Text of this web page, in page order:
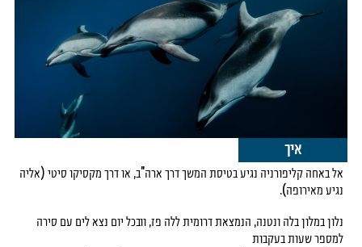
באוגוסט הטמפ' החמות ביותר- כ-33 מעלות, וזהו גם החודש הגשום ביותר.
בחורף, בעיקר בין ינואר למרץ, מגיעות מהקטבים ללגונות לווייתניות מסוג לוויתן
אפור כדי להמליט
ולגדל את הגורים במים השקטים.זו תקופה ייחודית לצפייה בלווייתנים ובגורים
שזה עתה נולדו, אך
חשוב לדעת שמזג האוויר בעונה זו קריר יחסית, הרוחות הצפוניות נושבות בעוז
מה שעלול להגביל חלק מהפעילויות הימיות.
איך
אל באחה קליפורניה נגיע בטיסת המשך דרך ארה"ב, או דרך מקסיקו סיטי (אליה
נגיע מאירופה).
נלון במלון בלה ונטנה, הנמצאת דרומית ללה פז, וובכל יום נצא לים עם סירה
למספר שעות בעקבות